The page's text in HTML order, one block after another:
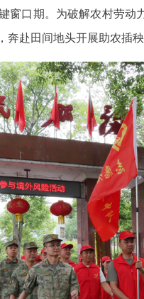
窗口期。为破解农村劳
赴田间地头开展助农插秧